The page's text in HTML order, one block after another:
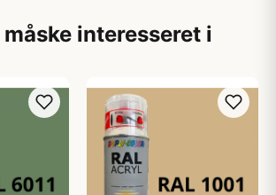
måske interesseret i